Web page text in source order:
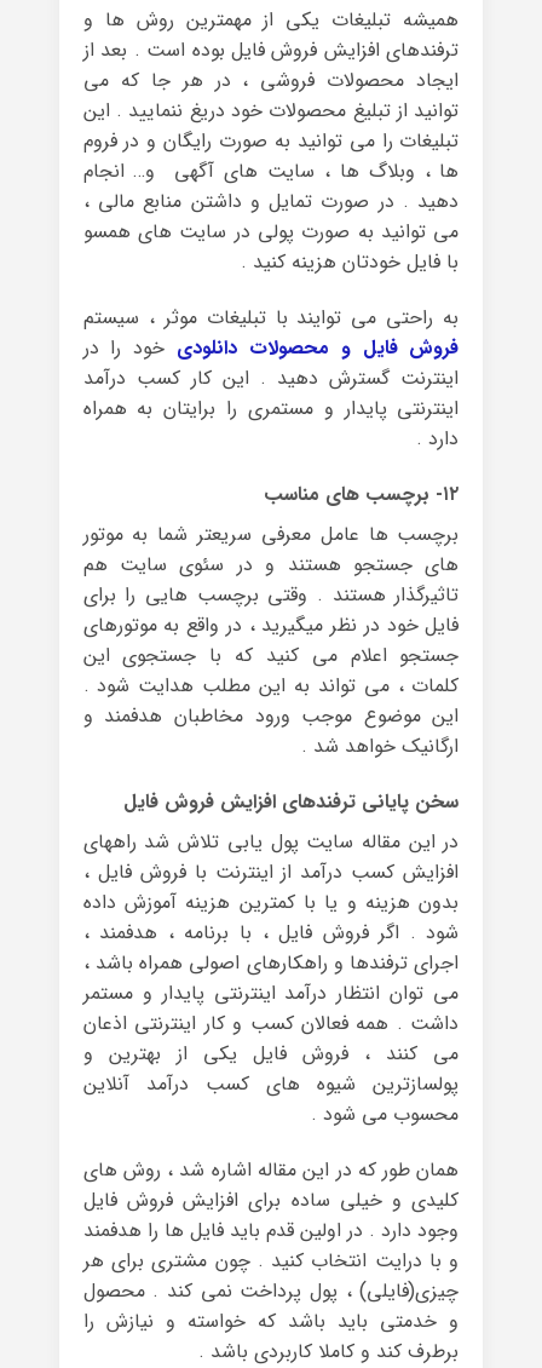
همیشه تبلیغات یکی از مهمترین روش ها و
ترفندهای افزایش فروش فایل بوده است . بعد از
ایجاد محصولات فروشی ، در هر جا که می
توانید از تبلیغ محصولات خود دریغ ننمایید . این
تبلیغات را می توانید به صورت رایگان و در فروم
ها ، وبلاگ ها ، سایت های آگهی و… انجام
دهید . در صورت تمایل و داشتن منابع مالی ،
می توانید به صورت پولی در سایت های همسو
با فایل خودتان هزینه کنید .
به راحتی می توایند با تبلیغات موثر ، سیستم
فروش فایل و محصولات دانلودی خود را در
اینترنت گسترش دهید . این کار کسب درآمد
اینترنتی پایدار و مستمری را برایتان به همراه
دارد .
۱۲- برچسب های مناسب
برچسب ها عامل معرفی سریعتر شما به موتور
های جستجو هستند و در سئوی سایت هم
تاثیرگذار هستند . وقتی برچسب هایی را برای
فایل خود در نظر میگیرید ، در واقع به موتورهای
جستجو اعلام می کنید که با جستجوی این
کلمات ، می تواند به این مطلب هدایت شود .
این موضوع موجب ورود مخاطبان هدفمند و
ارگانیک خواهد شد .
سخن پایانی ترفندهای افزایش فروش فایل
در این مقاله سایت پول یابی تلاش شد راههای
افزایش کسب درآمد از اینترنت با فروش فایل ،
بدون هزینه و یا با کمترین هزینه آموزش داده
شود . اگر فروش فایل ، با برنامه ، هدفمند ،
اجرای ترفندها و راهکارهای اصولی همراه باشد ،
می توان انتظار درآمد اینترنتی پایدار و مستمر
داشت . همه فعالان کسب و کار اینترنتی اذعان
می کنند ، فروش فایل یکی از بهترین و
پولسازترین شیوه های کسب درآمد آنلاین
محسوب می شود .
همان طور که در این مقاله اشاره شد ، روش های
کلیدی و خیلی ساده برای افزایش فروش فایل
وجود دارد . در اولین قدم باید فایل ها را هدفمند
و با درایت انتخاب کنید . چون مشتری برای هر
چیزی(فایلی) ، پول پرداخت نمی کند . محصول
و خدمتی باید باشد که خواسته و نیازش را
برطرف کند و کاملا کاربردی باشد .